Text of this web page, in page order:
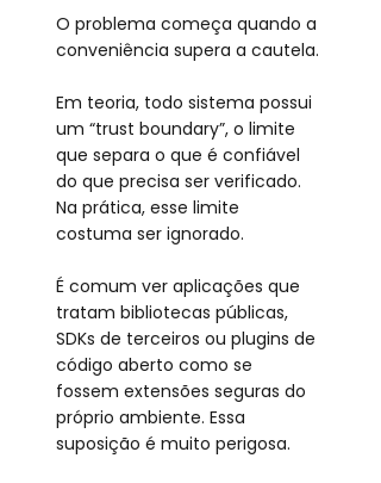
O problema começa quando a
conveniência supera a cautela.
Em teoria, todo sistema possui
um “trust boundary”, o limite
que separa o que é confiável
do que precisa ser verificado.
Na prática, esse limite
costuma ser ignorado.
É comum ver aplicações que
tratam bibliotecas públicas,
SDKs de terceiros ou plugins de
código aberto como se
fossem extensões seguras do
próprio ambiente. Essa
suposição é muito perigosa.